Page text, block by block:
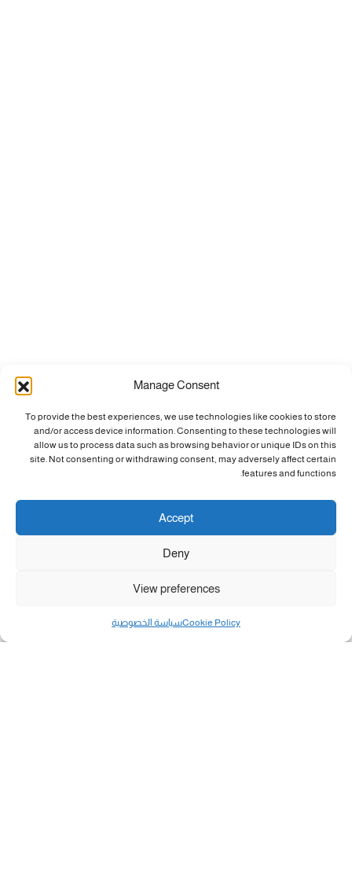
Manage Consent
To provide the best experiences, we use technologies like cookies to store
and/or access device information. Consenting to these technologies will
allow us to process data such as browsing behavior or unique IDs on this
site. Not consenting or withdrawing consent, may adversely affect certain
features and functions.
Accept
Deny
View preferences
Cookie Policyسياسة الخصوصية مال و أعمال